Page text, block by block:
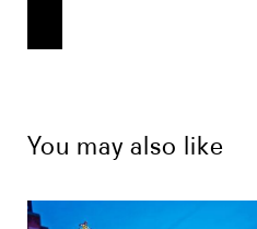
You may also like